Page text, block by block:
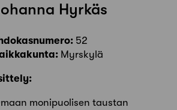
Hyrkäs
52
Myrskylä
monipuolisen taustan